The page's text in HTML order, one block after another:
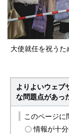
大使就任を祝う
よりよいウェブ
な問題点があっ
このページに
情報が十